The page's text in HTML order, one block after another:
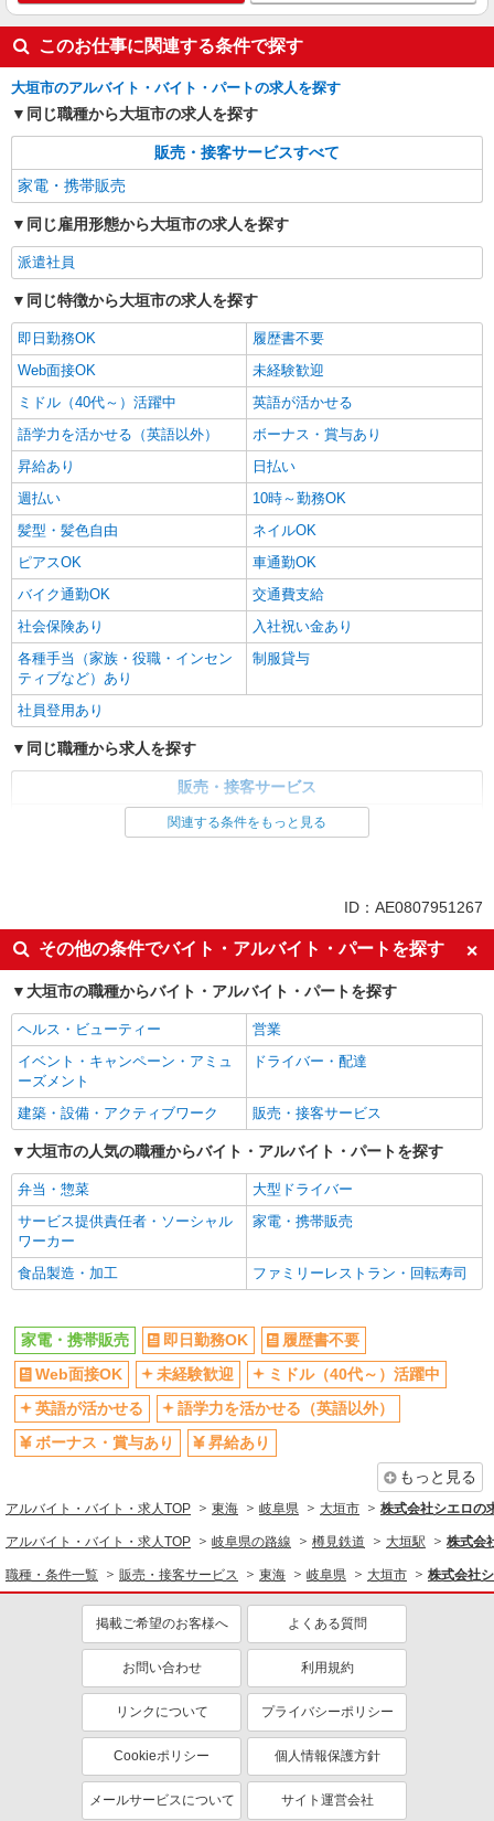
このお仕事に関連する条件で探す
大垣市のアルバイト・バイト・パートの求人を探す
同じ職種から大垣市の求人を探す
販売・接客サービスすべて
家電・携帯販売
同じ雇用形態から大垣市の求人を探す
派遣社員
同じ特徴から大垣市の求人を探す
即日勤務OK
履歴書不要
Web面接OK
未経験歓迎
ミドル（40代～）活躍中
英語が活かせる
語学力を活かせる（英語以外）
ボーナス・賞与あり
昇給あり
日払い
週払い
10時～勤務OK
髪型・髪色自由
ネイルOK
ピアスOK
車通勤OK
バイク通勤OK
交通費支給
社会保険あり
入社祝い金あり
各種手当（家族・役職・インセン
ティブなど）あり
制服貸与
社員登用あり
同じ職種から求人を探す
販売・接客サービス
英語が活かせる
ボーナス・賞与あり
日払い
車通勤OK
交通費支給
社会保険あり
社員登用あり
関連する条件をもっと見る
ID：AE0807951267
その他の条件でバイト・アルバイト・パートを探す
大垣市の職種からバイト・アルバイト・パートを探す
ヘルス・ビューティー
営業
イベント・キャンペーン・アミュ
ーズメント
ドライバー・配達
建築・設備・アクティブワーク 販売・接客サービス
大垣市の人気の職種からバイト・アルバイト・パートを探す
弁当・惣菜
大型ドライバー
サービス提供責任者・ソーシャル
ワーカー
家電・携帯販売
食品製造・加工 ファミリーレストラン・回転寿司
家電・携帯販売 即日勤務OK
履歴書不要
Web面接OK
未経験歓迎
ミドル（40代～）活躍中
英語が活かせる
語学力を活かせる（英語以外）
ボーナス・賞与あり
昇給あり
もっと見る
アルバイト・バイト・求人TOP 東海 岐阜県 大垣市 株式会社シエロの
アルバイト・バイト・求人TOP 岐阜県の路線 樽見鉄道 大垣駅 株式会
職種・条件一覧 販売・接客サービス 東海 岐阜県 大垣市 株式会社
掲載ご希望のお客様へ よくある質問
お問い合わせ 利用規約
リンクについて プライバシーポリシー
Cookieポリシー 個人情報保護方針
メールサービスについて サイト運営会社